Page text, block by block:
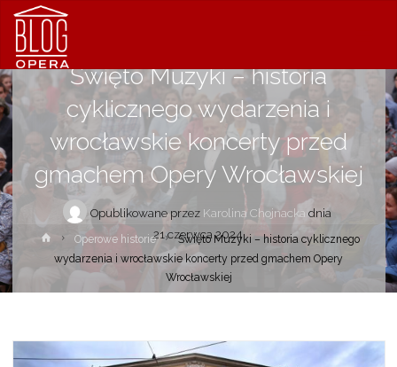
Święto Muzyki – historia
cyklicznego wydarzenia i
wrocławskie koncerty przed
gmachem Opery Wrocławskiej
Opublikowane przez Karolina Chojnacka dnia
21 czerwca 2024
Strona
główna
Operowe historie
Święto Muzyki – historia cyklicznego
wydarzenia i wrocławskie koncerty przed gmachem Opery
Wrocławskiej